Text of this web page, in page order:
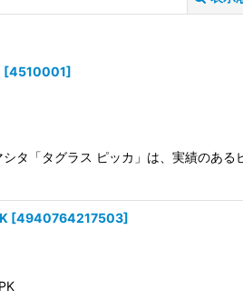
絞り込む
[4510001]
タ「タグラス ピッカ」は、実績のあ
[4940764217503]